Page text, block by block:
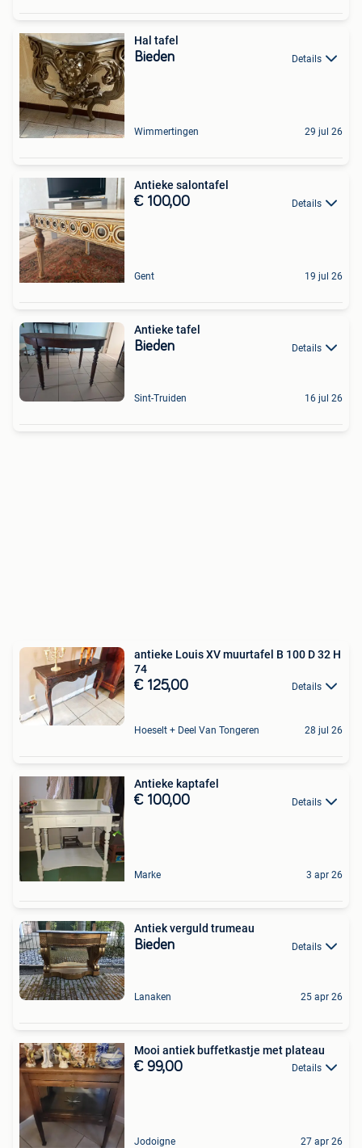
Hal tafel
Bieden Details
Wimmertingen 29 jul 26
Antieke salontafel
€ 100,00 Details
Gent 19 jul 26
Antieke tafel
Bieden Details
Sint-Truiden 16 jul 26
antieke Louis XV muurtafel B 100 D 32 H
74
€ 125,00 Details
Hoeselt + Deel Van Tongeren 28 jul 26
Antieke kaptafel
€ 100,00 Details
Marke 3 apr 26
Antiek verguld trumeau
Bieden Details
Lanaken 25 apr 26
Mooi antiek buffetkastje met plateau
€ 99,00 Details
Jodoigne 27 apr 26